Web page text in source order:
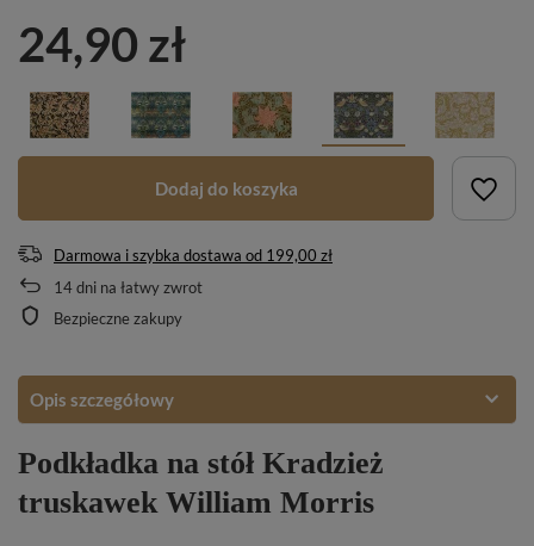
24,90 zł
Dodaj do koszyka
Darmowa i szybka dostawa od 199,00 zł
14dni na łatwy zwrot
Bezpieczne zakupy
Opis szczegółowy
Podkładka na stół Kradzież
truskawek William Morris